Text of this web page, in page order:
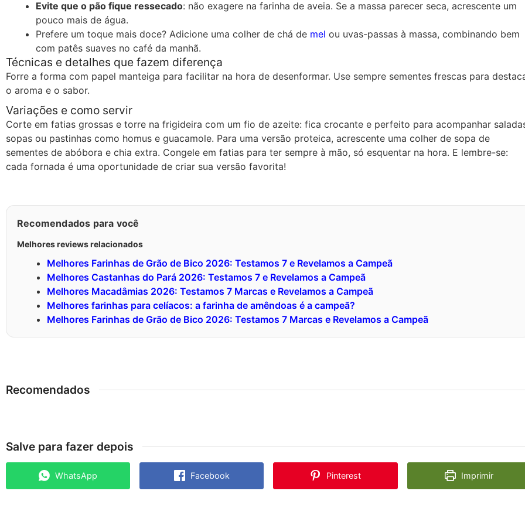
Evite que o pão fique ressecado: não exagere na farinha de aveia. Se a massa parecer seca, acrescente um
pouco mais de água.
Prefere um toque mais doce? Adicione uma colher de chá de mel ou uvas-passas à massa, combinando bem
com patês suaves no café da manhã.
Técnicas e detalhes que fazem diferença
Forre a forma com papel manteiga para facilitar na hora de desenformar. Use sempre sementes frescas para
o aroma e o sabor.
Variações e como servir
Corte em fatias grossas e torre na frigideira com um fio de azeite: fica crocante e perfeito para acompanhar
sopas ou pastinhas como homus e guacamole. Para uma versão proteica, acrescente uma colher de sopa de
sementes de abóbora e chia extra. Congele em fatias para ter sempre à mão, só esquentar na hora. E lembre-se:
cada fornada é uma oportunidade de criar sua versão favorita!
Recomendados para você
Melhores reviews relacionados
Melhores Farinhas de Grão de Bico 2026: Testamos 7 e Revelamos a Campeã
Melhores Castanhas do Pará 2026: Testamos 7 e Revelamos a Campeã
Melhores Macadâmias 2026: Testamos 7 Marcas e Revelamos a Campeã
Melhores farinhas para celíacos: a farinha de amêndoas é a campeã?
Melhores Farinhas de Grão de Bico 2026: Testamos 7 Marcas e Revelamos a Campeã
Recomendados
Salve para fazer depois
WhatsApp Facebook Pinterest Imprimir